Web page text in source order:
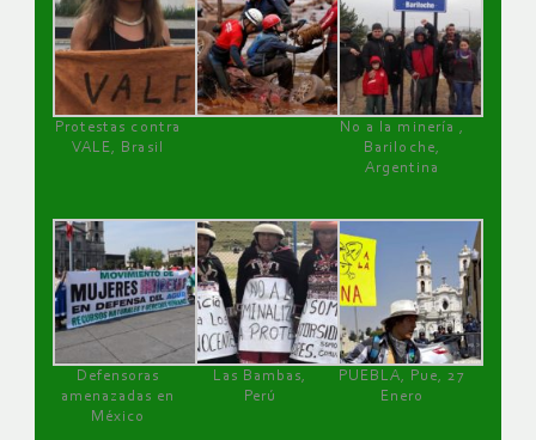
Protestas contra
VALE, Brasil
No a la minería ,
Bariloche,
Argentina
Defensoras
amenazadas en
México
Las Bambas,
Perú
PUEBLA, Pue, 27
Enero